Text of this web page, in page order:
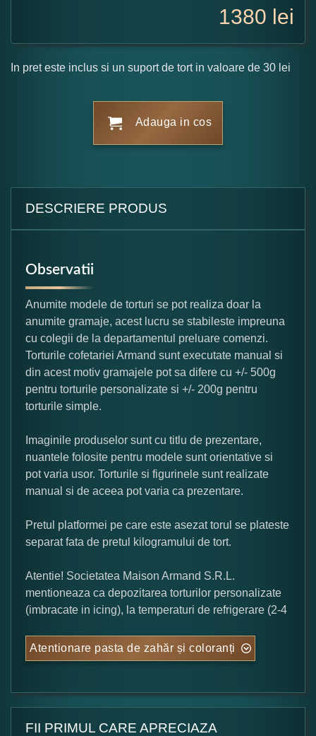
1380 lei
In pret este inclus si un suport de tort in valoare de 30 lei
Adauga in cos
DESCRIERE PRODUS
Observatii
Anumite modele de torturi se pot realiza doar la
anumite gramaje, acest lucru se stabileste impreuna
cu colegii de la departamentul preluare comenzi.
Torturile cofetariei Armand sunt executate manual si
din acest motiv gramajele pot sa difere cu +/- 500g
pentru torturile personalizate si +/- 200g pentru
torturile simple.
Imaginile produselor sunt cu titlu de prezentare,
nuantele folosite pentru modele sunt orientative si
pot varia usor. Torturile si figurinele sunt realizate
manual si de aceea pot varia ca prezentare.
Pretul platformei pe care este asezat torul se plateste
separat fata de pretul kilogramului de tort.
Atentie! Societatea Maison Armand S.R.L.
mentioneaza ca depozitarea torturilor personalizate
(imbracate in icing), la temperaturi de refrigerare (2-4
Atentionare pasta de zahăr și coloranți
FII PRIMUL CARE APRECIAZA